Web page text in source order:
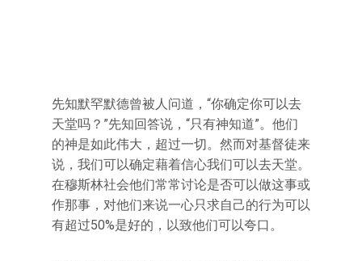
先知默罕默德曾被人问道，“你确定你可以去
天堂吗？”先知回答说，“只有神知道”。他们
的神是如此伟大，超过一切。然而对基督徒来
说，我们可以确定藉着信心我们可以去天堂。
在穆斯林社会他们常常讨论是否可以做这事或
作那事，对他们来说一心只求自己的行为可以
有超过50%是好的，以致他们可以夸口。